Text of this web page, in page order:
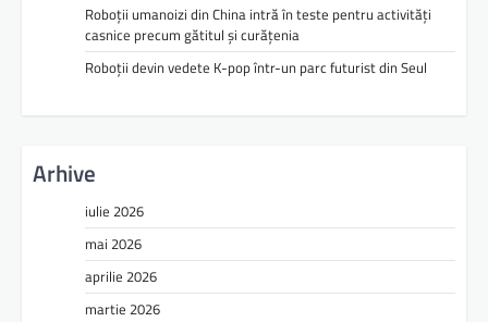
Roboții umanoizi din China intră în teste pentru activități
casnice precum gătitul și curățenia
Roboții devin vedete K-pop într-un parc futurist din Seul
Arhive
iulie 2026
mai 2026
aprilie 2026
martie 2026